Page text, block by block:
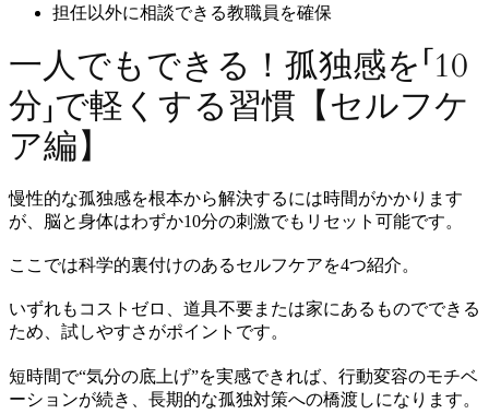
担任以外に相談できる教職員を確保
一人でもできる！孤独感を「10
分」で軽くする習慣【セルフケ
ア編】
慢性的な孤独感を根本から解決するには時間がかかります
が、脳と身体はわずか10分の刺激でもリセット可能です。
ここでは科学的裏付けのあるセルフケアを4つ紹介。
いずれもコストゼロ、道具不要または家にあるものでできる
ため、試しやすさがポイントです。
短時間で“気分の底上げ”を実感できれば、行動変容のモチベ
ーションが続き、長期的な孤独対策への橋渡しになります。